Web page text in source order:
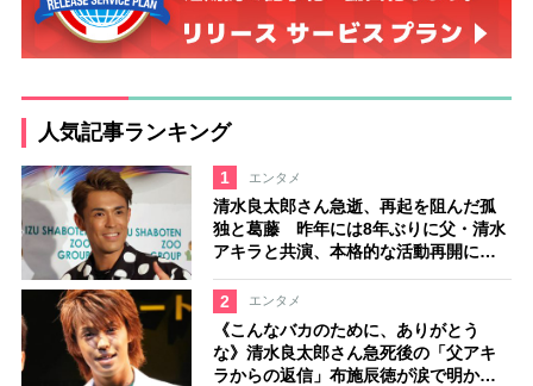
人気記事ランキング
1 エンタメ
清水良太郎さん急逝、再起を阻んだ孤
独と葛藤 昨年には8年ぶりに父・清水
アキラと共演、本格的な活動再開に向
かっていたが…周囲が懸念していた
「不安定なところ」
2 エンタメ
《こんなバカのために、ありがとう
な》清水良太郎さん急死後の「父アキ
ラからの返信」布施辰徳が涙で明かす